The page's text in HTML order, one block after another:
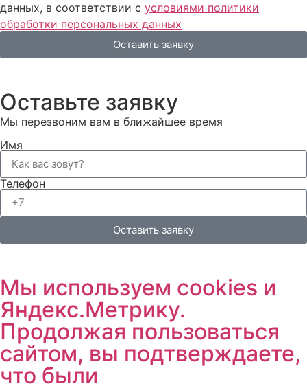
данных, в соответствии с условиями политики
обработки персональных данных
Оставить заявку
Оставьте заявку
Мы перезвоним вам в ближайшее время
Имя
Телефон
Оставить заявку
Мы используем cookies и
Яндекс.Метрику.
Продолжая пользоваться
сайтом, вы подтверждаете,
что были